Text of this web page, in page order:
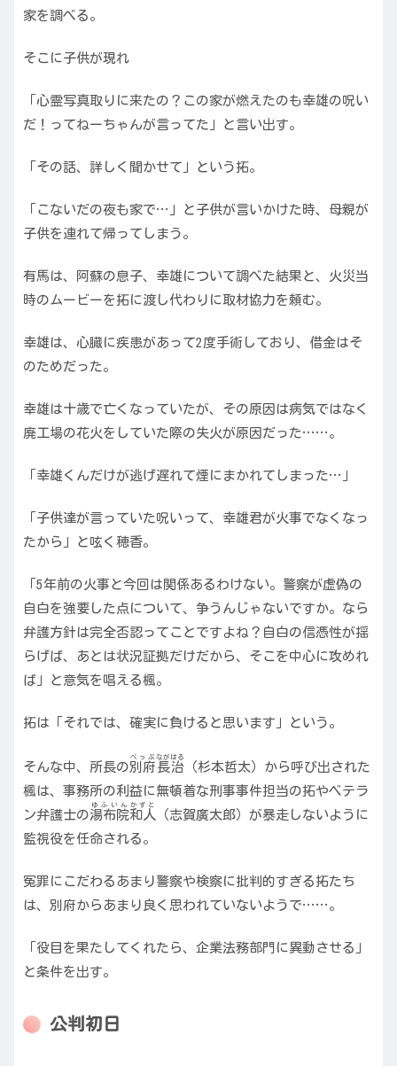
家を調べる。
そこに子供が現れ
「心霊写真取りに来たの？この家が燃えたのも幸雄の呪い
だ！ってねーちゃんが言ってた」と言い出す｡
「その話、詳しく聞かせて」という拓。
「こないだの夜も家で…」と子供が言いかけた時、母親が
子供を連れて帰ってしまう。
有馬は、阿蘇の息子、幸雄について調べた結果と、火災当
時のムービーを拓に渡し代わりに取材協力を頼む。
幸雄は、心臓に疾患があって2度手術しており、借金はそ
のためだった。
幸雄は十歳で亡くなっていたが、その原因は病気ではなく
廃工場の花火をしていた際の失火が原因だった……。
「幸雄くんだけが逃げ遅れて煙にまかれてしまった…」
「子供達が言っていた呪いって、幸雄君が火事でなくなっ
たから」と呟く穂香。
「5年前の火事と今回は関係あるわけない。警察が虚偽の
自白を強要した点について、争うんじゃないですか。なら
弁護方針は完全否認ってことですよね？自白の信憑性が揺
らげば、あとは状況証拠だけだから、そこを中心に攻めれ
ば」と意気を唱える楓。
拓は「それでは、確実に負けると思います」という。
そんな中、所長の別府
べっぷ
長治
ながはる
（杉本哲太） から呼び出された
楓は、事務所の利益に無頓着な刑事事件担当の拓やベテラ
ン弁護士の湯布院
ゆふいん
和人
かずと
（志賀廣太郎） が暴走しないように
監視役を任命される。
冤罪にこだわるあまり警察や検察に批判的すぎる拓たち
は、別府からあまり良く思われていないようで……。
「役目を果たしてくれたら、企業法務部門に異動させる」
と条件を出す。
公判初日